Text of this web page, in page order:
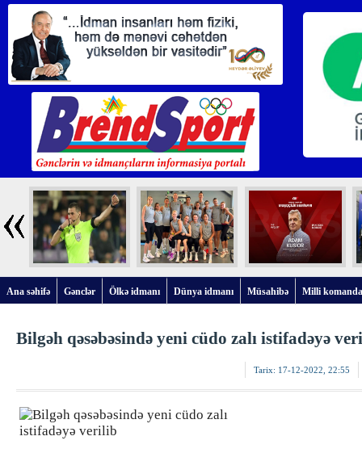
Ana səhifə Gənclər Ölkə idmanı Dünya idmanı Müsahibə Milli
Bilgəh qəsəbəsində yeni cüdo zalı istifadəyə
Tarix: 17-12-2022, 22:55